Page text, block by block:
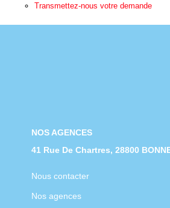
Transmettez-nous votre demande
NOS AGENCES
41 Rue De Chartres, 28800
Nous contacter
Nos agences